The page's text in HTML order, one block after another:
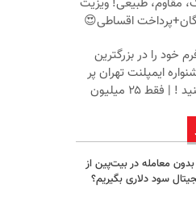
اقساطی😍
خود را در بزرگترین
ایمپلنت تهران پر
! | فقط ۲۵ میلیون
معامله در بیت‌پین از
سود دلاری بگیریم؟